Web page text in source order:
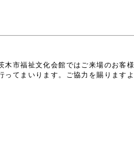
木市福祉文化会館ではご来場のお客様
てまいります。ご協力を賜りますよ